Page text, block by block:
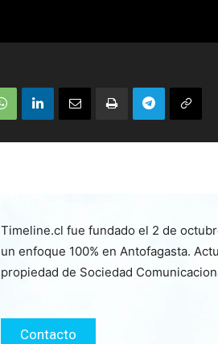
Timeline.cl fue fundado el 2 de
un enfoque 100% en Antofagasta.
propiedad de Sociedad
Contacto